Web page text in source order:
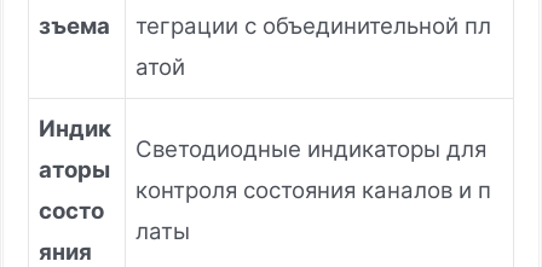
зъема
теграции с объединительной пл
атой
Индик
аторы
состо
яния
Светодиодные индикаторы для
контроля состояния каналов и п
латы